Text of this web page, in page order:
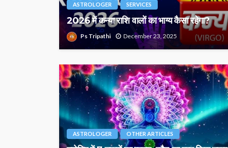
ASTROLOGER SERVICES
2026 में कन्या राशि वालों का भाग्य कैसा रहेगा?
Ps Tripathi December 23, 2025
ASTROLOGER OTHER ARTICLES